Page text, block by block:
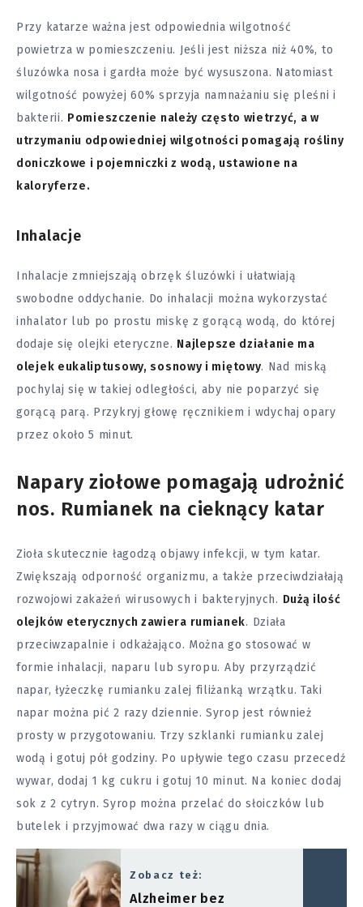
Przy katarze ważna jest odpowiednia wilgotność
powietrza w pomieszczeniu. Jeśli jest niższa niż 40%, to
śluzówka nosa i gardła może być wysuszona. Natomiast
wilgotność powyżej 60% sprzyja namnażaniu się pleśni i
bakterii. Pomieszczenie należy często wietrzyć, a w
utrzymaniu odpowiedniej wilgotności pomagają rośliny
doniczkowe i pojemniczki z wodą, ustawione na
kaloryferze.
Inhalacje
Inhalacje zmniejszają obrzęk śluzówki i ułatwiają
swobodne oddychanie. Do inhalacji można wykorzystać
inhalator lub po prostu miskę z gorącą wodą, do której
dodaje się olejki eteryczne. Najlepsze działanie ma
olejek eukaliptusowy, sosnowy i miętowy. Nad miską
pochylaj się w takiej odległości, aby nie poparzyć się
gorącą parą. Przykryj głowę ręcznikiem i wdychaj opary
przez około 5 minut.
Napary ziołowe pomagają udrożnić
nos. Rumianek na cieknący katar
Zioła skutecznie łagodzą objawy infekcji, w tym katar.
Zwiększają odporność organizmu, a także przeciwdziałają
rozwojowi zakażeń wirusowych i bakteryjnych. Dużą ilość
olejków eterycznych zawiera rumianek. Działa
przeciwzapalnie i odkażająco. Można go stosować w
formie inhalacji, naparu lub syropu. Aby przyrządzić
napar, łyżeczkę rumianku zalej filiżanką wrzątku. Taki
napar można pić 2 razy dziennie. Syrop jest również
prosty w przygotowaniu. Trzy szklanki rumianku zalej
wodą i gotuj pół godziny. Po upływie tego czasu przecedź
wywar, dodaj 1 kg cukru i gotuj 10 minut. Na koniec dodaj
sok z 2 cytryn. Syrop można przelać do słoiczków lub
butelek i przyjmować dwa razy w ciągu dnia.
Zobacz też:
Alzheimer bez